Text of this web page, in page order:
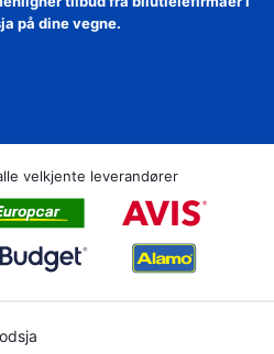
på dine vegne.
velkjente leverandører